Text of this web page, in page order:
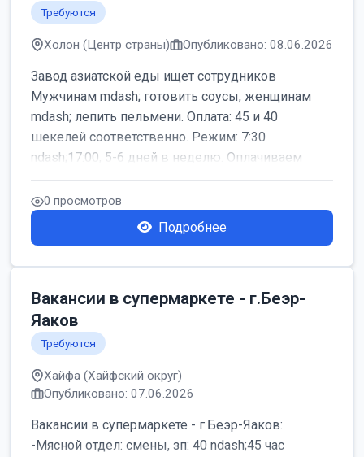
Требуются
Холон (Центр страны) Опубликовано: 08.06.2026
Завод азиатской еды ищет сотрудников
Мужчинам mdash; готовить соусы, женщинам
mdash; лепить пельмени. Оплата: 45 и 40
шекелей соответственно. Режим: 7:30
ndash;17:00, 5-6 дней в неделю. Оплачиваем
дор...
0 просмотров
Подробнее
Вакансии в супермаркете - г.Беэр-
Яаков
Требуются
Хайфа (Хайфский округ)
Опубликовано: 07.06.2026
Вакансии в супермаркете - г.Беэр-Яаков:
-Мясной отдел: смены, зп: 40 ndash;45 час